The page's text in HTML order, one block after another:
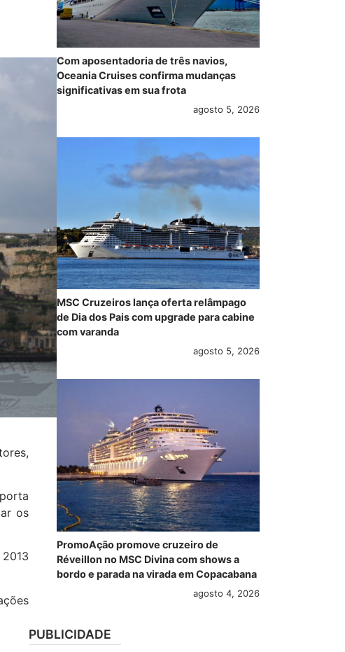
os
Com aposentadoria de três navios,
Oceania Cruises confirma mudanças
significativas em sua frota
agosto 5, 2026
MSC Cruzeiros lança oferta relâmpago
de Dia dos Pais com upgrade para cabine
com varanda
agosto 5, 2026
PromoAção promove cruzeiro de
Réveillon no MSC Divina com shows a
bordo e parada na virada em Copacabana
agosto 4, 2026
PUBLICIDADE